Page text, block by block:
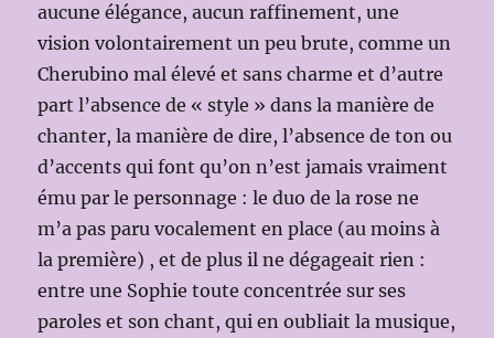
aucune élégance, aucun raffinement, une
vision volontairement un peu brute, comme un
Cherubino mal élevé et sans charme et d’autre
part l’absence de « style » dans la manière de
chanter, la manière de dire, l’absence de ton ou
d’accents qui font qu’on n’est jamais vraiment
ému par le personnage : le duo de la rose ne
m’a pas paru vocalement en place (au moins à
la première) , et de plus il ne dégageait rien :
entre une Sophie toute concentrée sur ses
paroles et son chant, qui en oubliait la musique,